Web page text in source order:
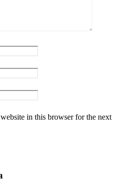
in this browser for the next